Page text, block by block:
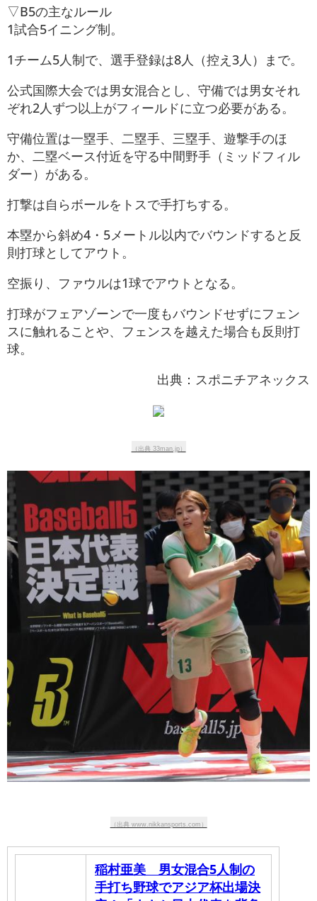
▽B5の主なルール
1試合5イニング制。
1チーム5人制で、選手登録は8人（控え3人）まで。
公式国際大会では男女混合とし、守備では男女それ
ぞれ2人ずつ以上がフィールドに立つ必要がある。
守備位置は一塁手、二塁手、三塁手、遊撃手のほ
か、二塁ベース付近を守る中間野手（ミッドフィル
ダー）がある。
打撃は自らボールをトスで手打ちする。
本塁から斜め4・5メートル以内でバウンドすると反
則打球としてアウト。
空振り、ファウルは1球でアウトとなる。
打球がフェアゾーンで一度もバウンドせずにフェン
スに触れることや、フェンスを越えた場合も反則打
球。
出典：スポニチアネックス
（出典 33man.jp）
（出典 www.nikkansports.com）
稲村亜美 男女混合5人制の
手打ち野球でアジア杯出場決